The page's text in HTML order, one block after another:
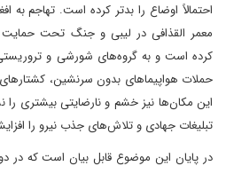
احتمالاً اوضاع را بدتر کرده است. تهاجم به
معمر القذافی در لیبی و جنگ تحت حمایت
کرده است و به گروه‌های شورشی و
حملات هواپیماهای بدون سرنشین، کشتارهای
این مکان‌ها نیز خشم و نارضایتی بیشتری را
تبلیغات جهادی و تلاش‌های جذب نیرو را
در پایان این موضوع قابل بیان است که در